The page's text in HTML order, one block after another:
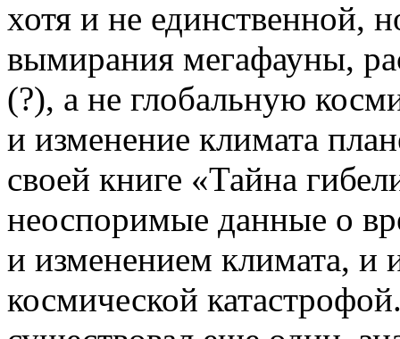
хотя и не
вымирания мегафауны,
(?), а не глобальную
и изменение климата
своей книге «Тайна
неоспоримые данные о
и изменением климата, и
космической